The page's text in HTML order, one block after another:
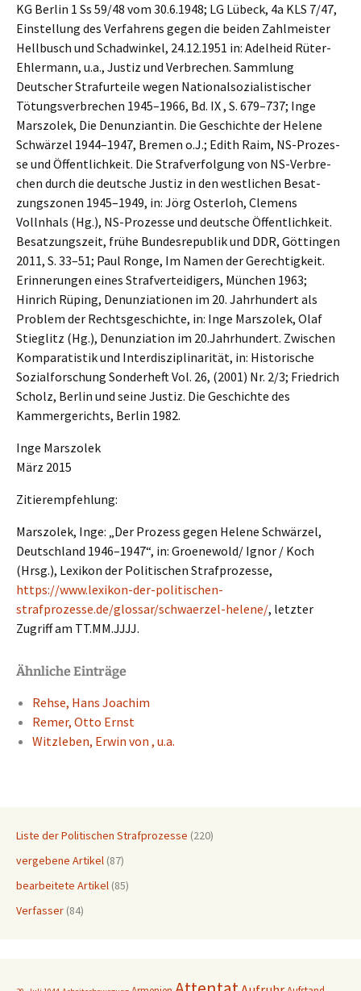
KG Berlin 1 Ss 59/48 vom 30.6.1948; LG Lübeck, 4a KLS 7/47,
Einstel­lung des Verfah­rens gegen die beiden Zahlmeis­ter
Hellbusch und Schad­win­kel, 24.12.1951 in: Adelheid Rüter-
Ehler­mann, u.a., Justiz und Verbre­chen. Sammlung
Deutscher Straf­ur­tei­le wegen Natio­nal­so­zia­lis­ti­scher
Tötungs­ver­bre­chen 1945–1966, Bd. IX , S. 679–737; Inge
Marszo­lek, Die Denun­zi­an­tin. Die Geschich­te der Helene
Schwär­zel 1944–1947, Bremen o.J.; Edith Raim, NS-Prozes­
se und Öffent­lich­keit. Die Straf­ver­fol­gung von NS-Verbre­
chen durch die deutsche Justiz in den westli­chen Besat­
zungs­zo­nen 1945–1949, in: Jörg Oster­loh, Clemens
Vollnhals (Hg.), NS-Prozes­se und deutsche Öffent­lich­keit.
Besat­zungs­zeit, frühe Bundes­re­pu­blik und DDR, Göttin­gen
2011, S. 33–51; Paul Ronge, Im Namen der Gerech­tig­keit.
Erinne­run­gen eines Straf­ver­tei­di­gers, München 1963;
Hinrich Rüping, Denun­zia­tio­nen im 20. Jahrhun­dert als
Problem der Rechts­ge­schich­te, in: Inge Marszo­lek, Olaf
Stieg­litz (Hg.), Denun­zia­ti­on im 20.Jahrhundert. Zwischen
Kompa­ra­tis­tik und Inter­dis­zi­pli­na­ri­tät, in: Histo­ri­sche
Sozial­for­schung Sonder­heft Vol. 26, (2001) Nr. 2/3; Fried­rich
Scholz, Berlin und seine Justiz. Die Geschich­te des
Kammer­ge­richts, Berlin 1982.
Inge Marszo­lek
März 2015
Zitier­emp­feh­lung:
Marszo­lek, Inge: „Der Prozess gegen Helene Schwär­zel,
Deutsch­land 1946–1947“, in: Groenewold/ Ignor / Koch
(Hrsg.), Lexikon der Politi­schen Straf­pro­zes­se,
https://www.lexikon-der-politischen-
strafprozesse.de/glossar/schwaerzel-helene/, letzter
Zugriff am TT.MM.JJJJ.
Ähnliche Einträge
Rehse, Hans Joachim
Remer, Otto Ernst
Witzle­ben, Erwin von , u.a.
Liste der Politischen Strafprozesse (220)
vergebene Artikel (87)
bearbeitete Artikel (85)
Verfasser (84)